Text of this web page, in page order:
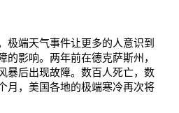
极端天气事件让更多的人意识到
影响。两年前在德克萨斯州，
暴后出现故障。数百人死亡，数
月，美国各地的极端寒冷再次将